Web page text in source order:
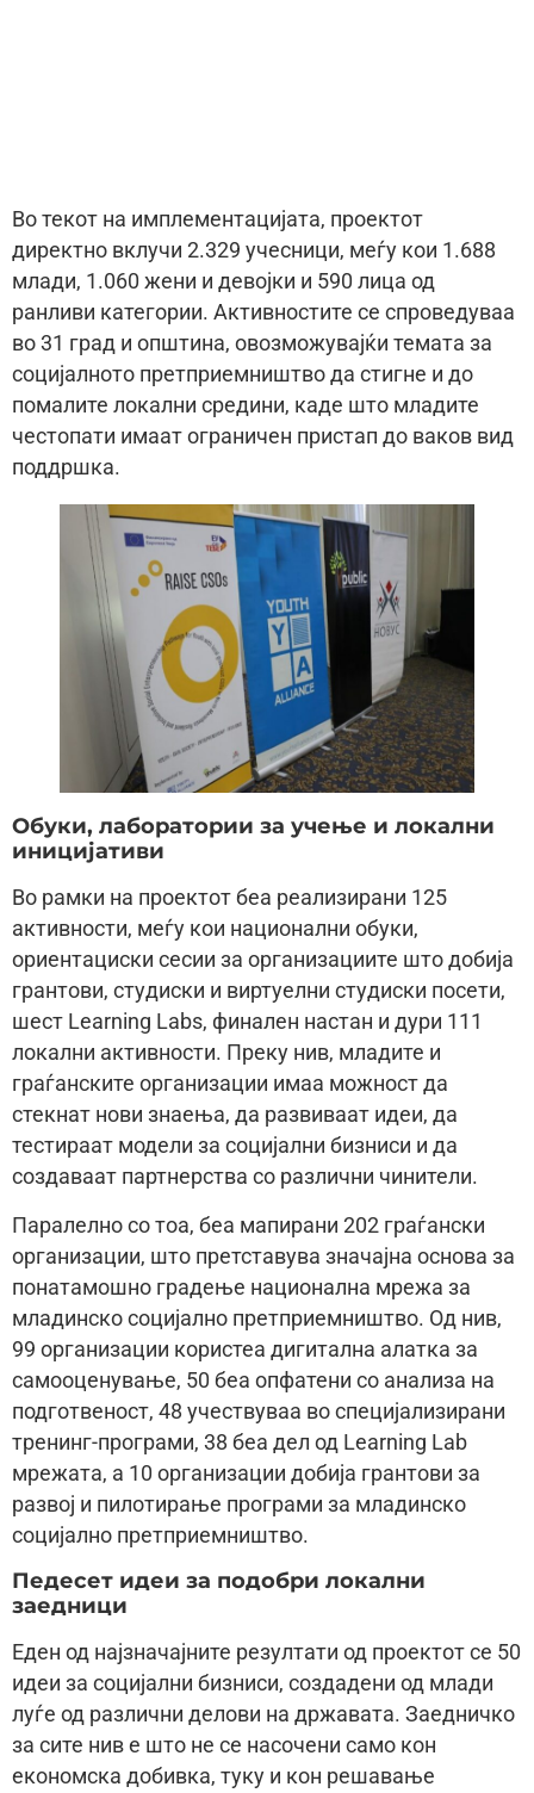
Во текот на имплементацијата, проектот
директно вклучи 2.329 учесници, меѓу кои 1.688
млади, 1.060 жени и девојки и 590 лица од
ранливи категории. Активностите се спроведуваа
во 31 град и општина, овозможувајќи темата за
социјалното претприемништво да стигне и до
помалите локални средини, каде што младите
честопати имаат ограничен пристап до ваков вид
поддршка.
Обуки, лаборатории за учење и локални
иницијативи
Во рамки на проектот беа реализирани 125
активности, меѓу кои национални обуки,
ориентациски сесии за организациите што добија
грантови, студиски и виртуелни студиски посети,
шест Learning Labs, финален настан и дури 111
локални активности. Преку нив, младите и
граѓанските организации имаа можност да
стекнат нови знаења, да развиваат идеи, да
тестираат модели за социјални бизниси и да
создаваат партнерства со различни чинители.
Паралелно со тоа, беа мапирани 202 граѓански
организации, што претставува значајна основа за
понатамошно градење национална мрежа за
младинско социјално претприемништво. Од нив,
99 организации користеа дигитална алатка за
самооценување, 50 беа опфатени со анализа на
подготвеност, 48 учествуваа во специјализирани
тренинг-програми, 38 беа дел од Learning Lab
мрежата, а 10 организации добија грантови за
развој и пилотирање програми за младинско
социјално претприемништво.
Педесет идеи за подобри локални
заедници
Еден од најзначајните резултати од проектот се 50
идеи за социјални бизниси, создадени од млади
луѓе од различни делови на државата. Заедничко
за сите нив е што не се насочени само кон
економска добивка, туку и кон решавање